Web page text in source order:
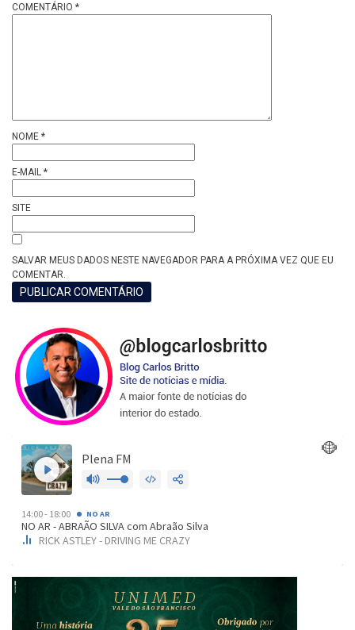
COMENTÁRIO *
NOME *
E-MAIL *
SITE
SALVAR MEUS DADOS NESTE NAVEGADOR PARA A PRÓXIMA VEZ QUE EU
COMENTAR.